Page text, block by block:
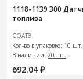
1118-1139 300
топлива
СОАТЭ
Кол-во в упаковке: 10 шт.
В наличии: 20 шт.
692.04 ₽